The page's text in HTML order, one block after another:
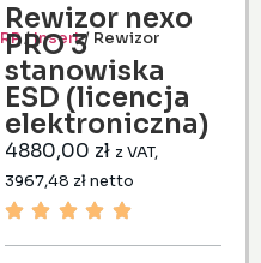
/Insert/ Rewizor
Rewizor nexo
PRO 3
stanowiska
ESD (licencja
elektroniczna)
4880,00 zł z VAT,
3967,48 złnetto